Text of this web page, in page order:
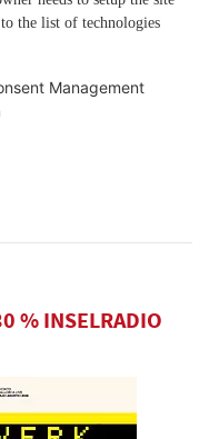
the list of technologies
Management
INSELRADIO